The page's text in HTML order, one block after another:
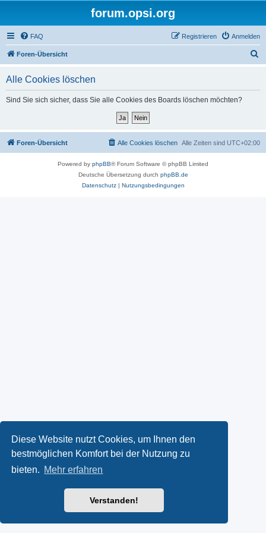
Diese Website nutzt Cookies, um Ihnen den
bestmöglichen Komfort bei der Nutzung zu
bieten. Mehr erfahren
Verstanden!
forum.opsi.org
FAQ Anmelden
Registrieren
Foren-Übersicht
Alle Cookies löschen
Sind Sie sich sicher, dass Sie alle Cookies des Boards löschen möchten?
Foren-Übersicht Alle Zeiten sind UTC+02:00
Alle Cookies löschen
Powered by phpBB® Forum Software © phpBB Limited
Deutsche Übersetzung durch phpBB.de
Datenschutz| Nutzungsbedingungen